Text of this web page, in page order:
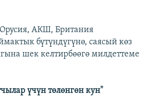
АКШ, Британия
бүтүндүгүнө, саясый көз
шек келтирбөөгө милдеттеме
үчүн төлөнгөн кун"